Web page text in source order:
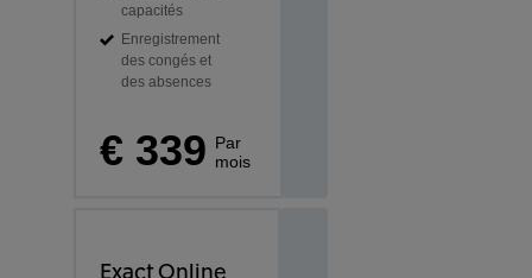
capacités
Enregistrement
des congés et
des absences
€ 339 Par
mois
Exact Online